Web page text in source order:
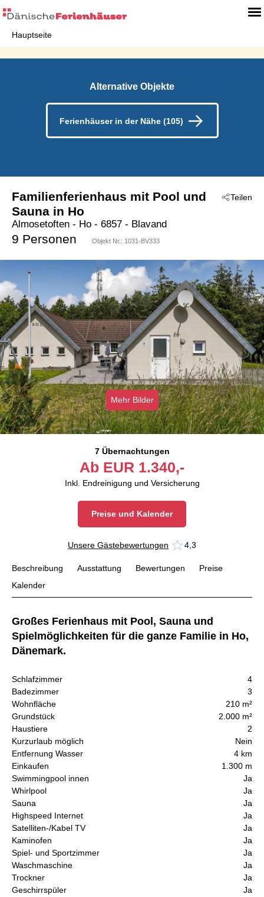
Hauptseite
Alternative Objekte
Ferienhäuser in der Nähe (105)
Teilen
Familienferienhaus mit Pool und
Sauna in Ho
Almosetoften - Ho - 6857 - Blavand
9 Personen Objekt Nr.: 1031-BV333
Mehr Bilder
7 Übernachtungen
Ab EUR 1.340,-
Inkl. Endreinigung und Versicherung
Preise und Kalender
Unsere Gästebewertungen 4,3
Beschreibung Ausstattung Bewertungen
Preise
Kalender
Großes Ferienhaus mit Pool, Sauna und
Spielmöglichkeiten für die ganze Familie in Ho,
Dänemark.
Schlafzimmer
4
Badezimmer
3
Wohnfläche
210 m²
Grundstück
2.000 m²
Haustiere
2
Kurzurlaub möglich
Nein
Entfernung Wasser
4 km
Einkaufen
1.300 m
Swimmingpool innen
Ja
Whirlpool
Ja
Sauna
Ja
Highspeed Internet
Ja
Satelliten-/Kabel TV
Ja
Kaminofen
Ja
Spiel- und Sportzimmer
Ja
Waschmaschine
Ja
Trockner
Ja
Geschirrspüler
Ja